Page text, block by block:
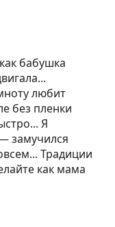
бабушка
любит
без пленки
Я
замучился
Традиции
как мама